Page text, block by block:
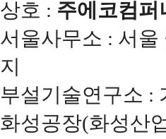
상호 : 주에코컴퍼
서울사무소 : 서울
지
부설기술연구소 :
화성공장(화성산